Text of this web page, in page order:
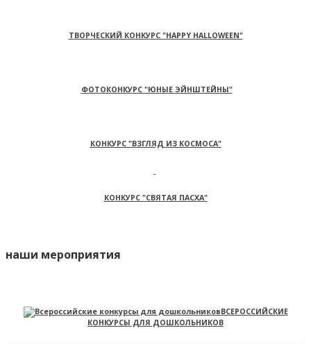
ТВОРЧЕСКИЙ КОНКУРС "HAPPY HALLOWEEN"
ФОТОКОНКУРС "ЮНЫЕ ЭЙНШТЕЙНЫ"
КОНКУРС "ВЗГЛЯД ИЗ КОСМОСА"
КОНКУРС "СВЯТАЯ ПАСХА"
наши мероприятия
ВСЕРОССИЙСКИЕ
КОНКУРСЫ ДЛЯ ДОШКОЛЬНИКОВ